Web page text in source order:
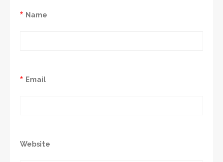
Name
*
Email
*
Website